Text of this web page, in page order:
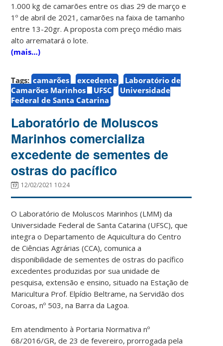
1.000 kg de camarões entre os dias 29 de março e
1º de abril de 2021, camarões na faixa de tamanho
entre 13-20gr. A proposta com preço médio mais
alto arrematará o lote.
(mais…)
Tags: camarões excedente
Laboratório de
Camarões Marinhos
UFSC
Universidade
Federal de Santa Catarina
Laboratório de Moluscos
Marinhos comercializa
excedente de sementes de
ostras do pacífico
12/02/2021 10:24
O Laboratório de Moluscos Marinhos (LMM) da
Universidade Federal de Santa Catarina (UFSC), que
integra o Departamento de Aquicultura do Centro
de Ciências Agrárias (CCA), comunica a
disponibilidade de sementes de ostras do pacífico
excedentes produzidas por sua unidade de
pesquisa, extensão e ensino, situado na Estação de
Maricultura Prof. Elpídio Beltrame, na Servidão dos
Coroas, nº 503, na Barra da Lagoa.
Em atendimento à Portaria Normativa nº
68/2016/GR, de 23 de fevereiro, prorrogada pela